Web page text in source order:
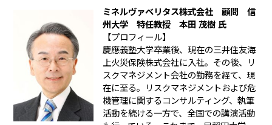
ミネルヴァベリタス株式会社 顧問
信
州大学 特任教授 本田 茂樹 氏
【プロフィール】
慶應義塾大学卒業後、現在の三井住友海
上火災保険株式会社に入社。その後、リ
スクマネジメント会社の勤務を経て、現
在に至る。リスクマネジメントおよび危
機管理に関するコンサルティング、執筆
活動を続ける一方で、全国での講演活動